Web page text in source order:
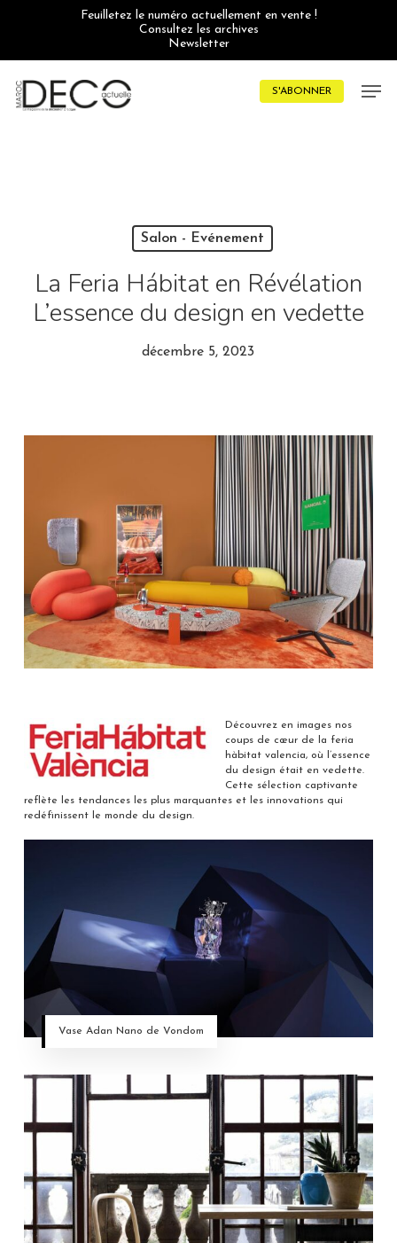
Feuilletez le numéro actuellement en vente !
Consultez les archives
Newsletter
S'ABONNER
Salon - Evénement
La Feria Hábitat en Révélation
L’essence du design en vedette
décembre 5, 2023
Découvrez en images nos
coups de cœur de la feria
hàbitat valencia, où l’essence
du design était en vedette.
Cette sélection captivante
reflète les tendances les plus marquantes et les innovations qui
redéfinissent le monde du design.
Vase Adan Nano de Vondom